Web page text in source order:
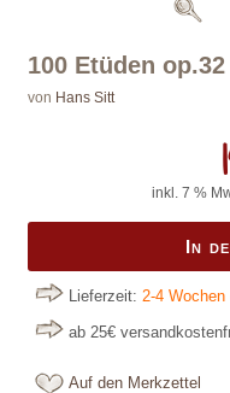
100 Etüden
von Hans Sitt
inkl. 7 %
In
Lieferzeit: 2-4 Wochen
ab 25€
Auf den Merkzettel